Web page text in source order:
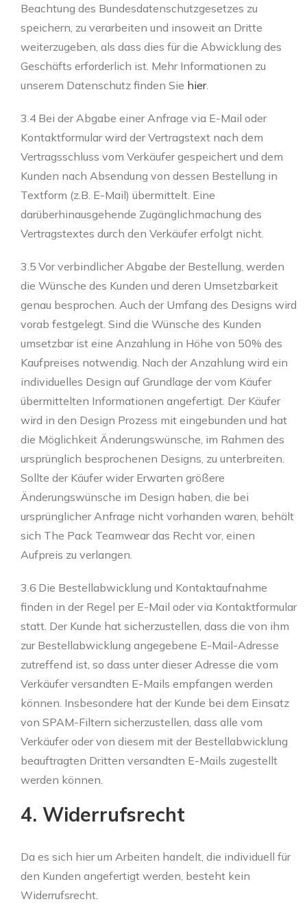
Beachtung des Bundesdatenschutzgesetzes zu
speichern, zu verarbeiten und insoweit an Dritte
weiterzugeben, als dass dies für die Abwicklung des
Geschäfts erforderlich ist. Mehr Informationen zu
unserem Datenschutz finden Sie hier.
3.4 Bei der Abgabe einer Anfrage via E-Mail oder
Kontaktformular wird der Vertragstext nach dem
Vertragsschluss vom Verkäufer gespeichert und dem
Kunden nach Absendung von dessen Bestellung in
Textform (z.B. E-Mail) übermittelt. Eine
darüberhinausgehende Zugänglichmachung des
Vertragstextes durch den Verkäufer erfolgt nicht.
3.5 Vor verbindlicher Abgabe der Bestellung, werden
die Wünsche des Kunden und deren Umsetzbarkeit
genau besprochen. Auch der Umfang des Designs wird
vorab festgelegt. Sind die Wünsche des Kunden
umsetzbar ist eine Anzahlung in Höhe von 50% des
Kaufpreises notwendig. Nach der Anzahlung wird ein
individuelles Design auf Grundlage der vom Käufer
übermittelten Informationen angefertigt. Der Käufer
wird in den Design Prozess mit eingebunden und hat
die Möglichkeit Änderungswünsche, im Rahmen des
ursprünglich besprochenen Designs, zu unterbreiten.
Sollte der Käufer wider Erwarten größere
Änderungswünsche im Design haben, die bei
ursprünglicher Anfrage nicht vorhanden waren, behält
sich The Pack Teamwear das Recht vor, einen
Aufpreis zu verlangen.
3.6 Die Bestellabwicklung und Kontaktaufnahme
finden in der Regel per E-Mail oder via Kontaktformular
statt. Der Kunde hat sicherzustellen, dass die von ihm
zur Bestellabwicklung angegebene E-Mail-Adresse
zutreffend ist, so dass unter dieser Adresse die vom
Verkäufer versandten E-Mails empfangen werden
können. Insbesondere hat der Kunde bei dem Einsatz
von SPAM-Filtern sicherzustellen, dass alle vom
Verkäufer oder von diesem mit der Bestellabwicklung
beauftragten Dritten versandten E-Mails zugestellt
werden können.
4. Widerrufsrecht
Da es sich hier um Arbeiten handelt, die individuell für
den Kunden angefertigt werden, besteht kein
Widerrufsrecht.